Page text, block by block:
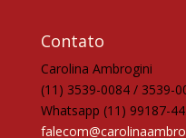
Contato
Carolina Ambrogini
(11) 3539-0084 / 3539-
Whatsapp (11) 99187-